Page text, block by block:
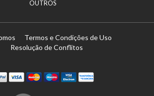
OUTROS
Termos e Condições de Uso
Resolução de Conflitos
Electron
Transferï¿½ncia